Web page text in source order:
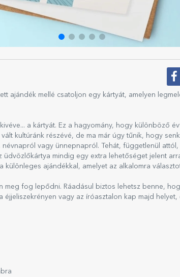
ajándék mellé csatoljon egy kártyát, amelyen
a kártyát. Ez a hagyomány, hogy különböző
kultúránk részévé, de ma már úgy tűnik, hogy
vagy ünnepnapról. Tehát, függetlenül attól,
üdvözlőkártya mindig egy extra lehetőséget jelent
ajándékkal, amelyet az alkalomra
meg fog lepődni. Ráadásul biztos lehetsz benne,
vagy az íróasztalon kap majd helyet,